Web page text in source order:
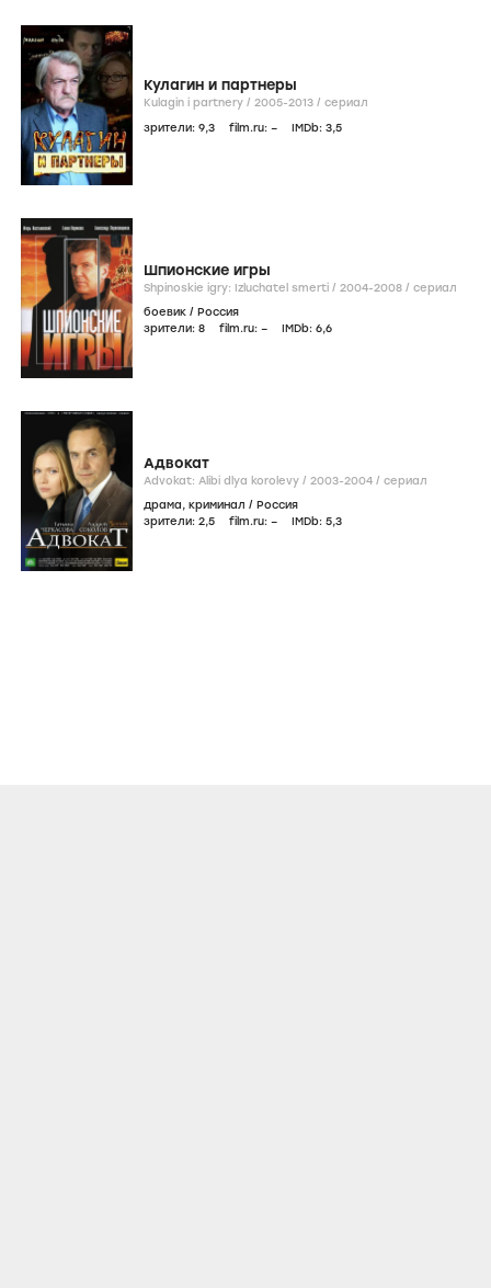
Кулагин и партнеры
Kulagin i partnery / 2005-2013 / сериал
зрители: 9,3 film.ru: – IMDb: 3,5
Шпионские игры
Shpinoskie igry: Izluchatel smerti / 2004-2008 / сериал
боевик / Россия
зрители: 8 film.ru: – IMDb: 6,6
Адвокат
Advokat: Alibi dlya korolevy / 2003-2004 / сериал
драма, криминал / Россия
зрители: 2,5 film.ru: – IMDb: 5,3